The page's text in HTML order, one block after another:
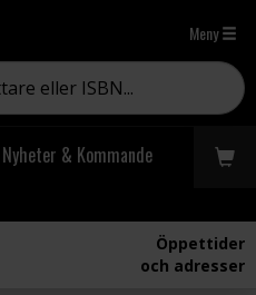
Meny
Nyheter & Kommande
Öppettider
och adresser